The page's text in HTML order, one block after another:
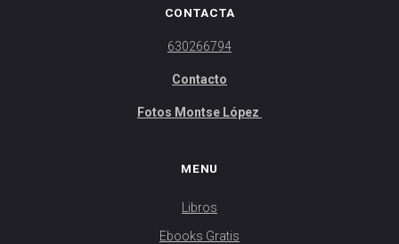
CONTACTA
630266794
Contacto
Fotos Montse López
MENU
Libros
Ebooks Gratis